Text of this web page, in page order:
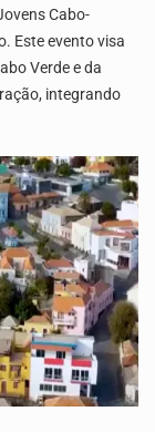
Cabo-
Este evento visa
Verde e da
integrando